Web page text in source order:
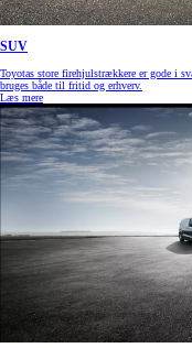
SUV
Toyotas store firehjulstrækkere er gode i
bruges både til fritid og erhverv.
Læs mere